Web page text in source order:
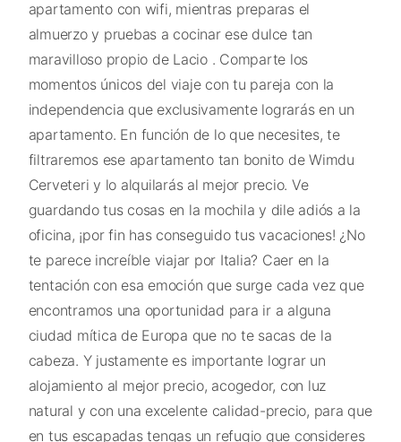
apartamento con wifi, mientras preparas el
almuerzo y pruebas a cocinar ese dulce tan
maravilloso propio de Lacio . Comparte los
momentos únicos del viaje con tu pareja con la
independencia que exclusivamente lograrás en un
apartamento. En función de lo que necesites, te
filtraremos ese apartamento tan bonito de Wimdu
Cerveteri y lo alquilarás al mejor precio. Ve
guardando tus cosas en la mochila y dile adiós a la
oficina, ¡por fin has conseguido tus vacaciones! ¿No
te parece increíble viajar por Italia? Caer en la
tentación con esa emoción que surge cada vez que
encontramos una oportunidad para ir a alguna
ciudad mítica de Europa que no te sacas de la
cabeza. Y justamente es importante lograr un
alojamiento al mejor precio, acogedor, con luz
natural y con una excelente calidad-precio, para que
en tus escapadas tengas un refugio que consideres